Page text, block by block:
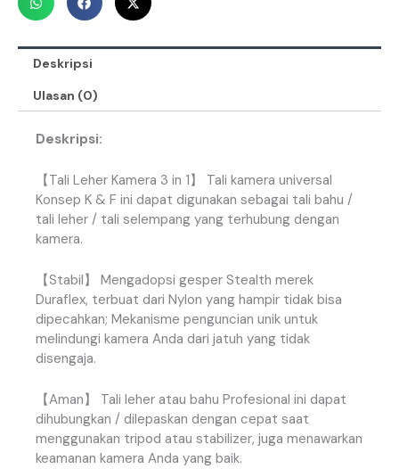
Deskripsi
Ulasan (0)
Deskripsi:
【Tali Leher Kamera 3 in 1】 Tali kamera universal
Konsep K & F ini dapat digunakan sebagai tali bahu /
tali leher / tali selempang yang terhubung dengan
kamera.
【Stabil】 Mengadopsi gesper Stealth merek
Duraflex, terbuat dari Nylon yang hampir tidak bisa
dipecahkan; Mekanisme penguncian unik untuk
melindungi kamera Anda dari jatuh yang tidak
disengaja.
【Aman】 Tali leher atau bahu Profesional ini dapat
dihubungkan / dilepaskan dengan cepat saat
menggunakan tripod atau stabilizer, juga menawarkan
keamanan kamera Anda yang baik.